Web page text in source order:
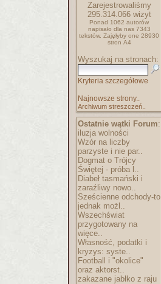
Zarejestrowaliśmy
295.314.066wizyt
Ponad 1062 autorów
napisało dla nas 7343
tekstów. Zajęłyby one 28930
stron A4
Wyszukaj na stronach:
Kryteria szczegółowe
Najnowsze strony..
Archiwum streszczeń..
Ostatnie wątki Forum:
iluzja wolności
Wzór na liczby
parzyste i nie par..
Dogmat o Trójcy
Świętej - próba l..
Diabeł tasmański i
zaraźliwy nowo..
Sześcienne odchody-to
jednak możl..
Wszechświat
przygotowany na
więce..
Własność, podatki i
kryzys: syste..
Football i "okolice"
oraz aktorst..
zakazane jabłko z raju